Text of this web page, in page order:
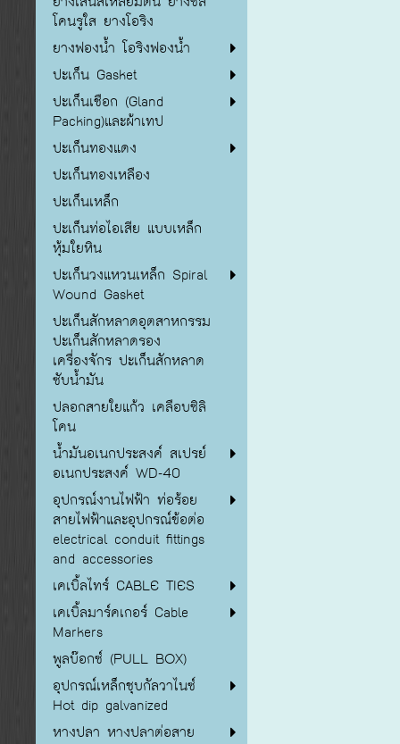
โคนรูใส ยางโอริง
ยางฟองน้ำ โอริงฟองน้ำ
ปะเก็น Gasket
ปะเก็นเชือก (Gland
Packing)และผ้าเทป
ปะเก็นทองแดง
ปะเก็นทองเหลือง
ปะเก็นเหล็ก
ปะเก็นท่อไอเสีย แบบเหล็ก
หุ้มใยหิน
ปะเก็นวงแหวนเหล็ก Spiral
Wound Gasket
ปะเก็นสักหลาดอุตสาหกรรม
ปะเก็นสักหลาดรอง
เครื่องจักร ปะเก็นสักหลาด
ซับน้ำมัน
ปลอกสายใยแก้ว เคลือบซิลิ
โคน
น้ำมันอเนกประสงค์ สเปรย์
อเนกประสงค์ WD-40
อุปกรณ์งานไฟฟ้า ท่อร้อย
สายไฟฟ้าและอุปกรณ์ข้อต่อ
electrical conduit fittings
and accessories
เคเบิ้ลไทร์ CABLE TIES
เคเบิ้ลมาร์คเกอร์ Cable
Markers
พูลบ๊อกซ์ (PULL BOX)
อุปกรณ์เหล็กชุบกัลวาไนซ์
Hot dip galvanized
หางปลา หางปลาต่อสาย